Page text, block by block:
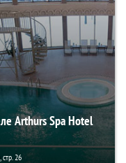
Arthurs Spa Hotel
26